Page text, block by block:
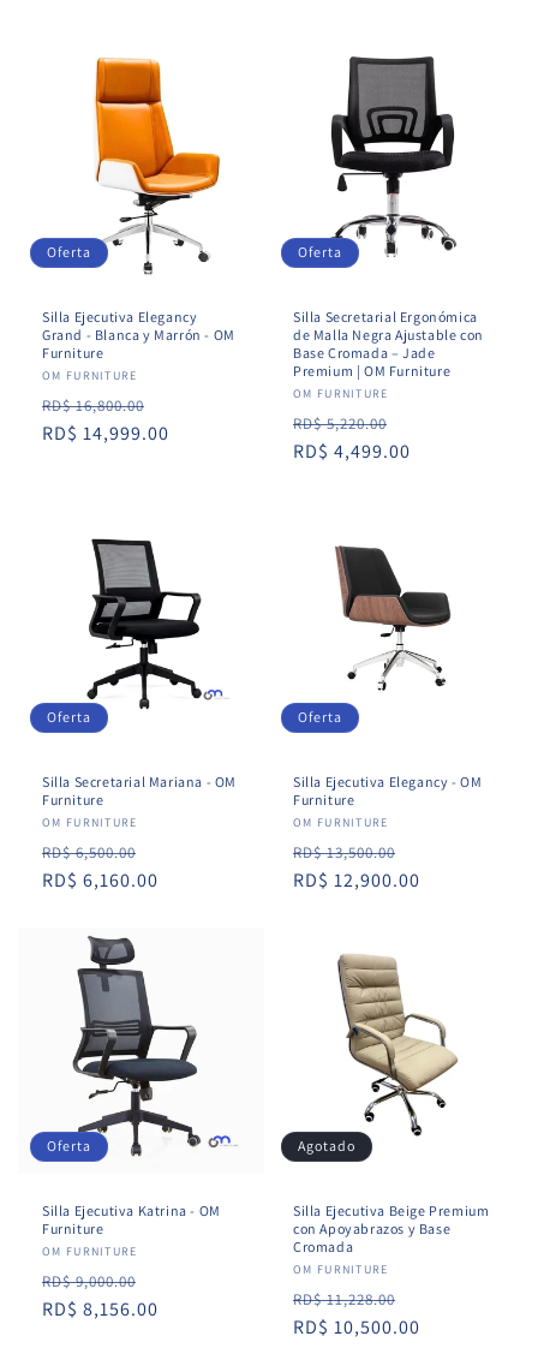
Oferta
Silla Ejecutiva Elegancy
Grand - Blanca y Marrón - OM
Furniture
Proveedor:
OM FURNITURE
Precio
habitual
RD$ 16,800.00
de
RD$ 14,999.00
Oferta
Silla Secretarial Ergonómica
de Malla Negra Ajustable con
Base Cromada – Jade
Premium | OM Furniture
Proveedor:
OM FURNITURE
Precio
habitual
RD$ 5,220.00
de
RD$ 4,499.00
Oferta
Silla Secretarial Mariana - OM
Furniture
Proveedor:
OM FURNITURE
Precio
habitual
RD$ 6,500.00
de
RD$ 6,160.00
Oferta
Silla Ejecutiva Elegancy - OM
Furniture
Proveedor:
OM FURNITURE
Precio
habitual
RD$ 13,500.00
de
RD$ 12,900.00
Oferta
Silla Ejecutiva Katrina - OM
Furniture
Proveedor:
OM FURNITURE
Precio
habitual
RD$ 9,000.00
de
RD$ 8,156.00
Agotado
Silla Ejecutiva Beige Premium
con Apoyabrazos y Base
Cromada
Proveedor:
OM FURNITURE
Precio
habitual
RD$ 11,228.00
de
RD$ 10,500.00